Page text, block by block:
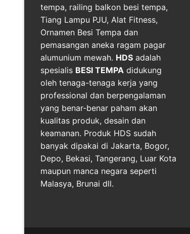
tempa, railing balkon besi tempa,
Tiang Lampu PJU, Alat Fitness,
Ornamen Besi Tempa dan
pemasangan aneka ragam pagar
alumunium mewah. HDS adalah
spesialis BESI TEMPA didukung
oleh tenaga-tenaga kerja yang
professional dan berpengalaman
yang benar-benar paham akan
kualitas produk, desain dan
keamanan. Produk HDS sudah
banyak dipakai di Jakarta, Bogor,
Depo, Bekasi, Tangerang, Luar Kota
maupun manca negara seperti
Malasya, Brunai dll.